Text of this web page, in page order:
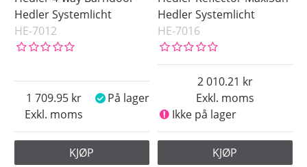
Hedler Systemlicht
HE-7012
Exkl. moms
1 709.95 På lager
KJØP
Hedler Systemlicht
HE-7016
Exkl. moms
2 010.21
Ikke på lager
KJØP